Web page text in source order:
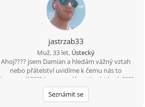
jastrzab33
Muž, 33 let, Ústecký
Ahoj???? jsem Damian a hledám vážný vztah
nebo přátelství uvidíme k čemu nás to
doprovodí ???? jsem veselý a vtipný týpek ????
občas s nutkou černého humoru ???? rád
poznám tuhle cestu nějakou zajímavou ženu
Seznámit se